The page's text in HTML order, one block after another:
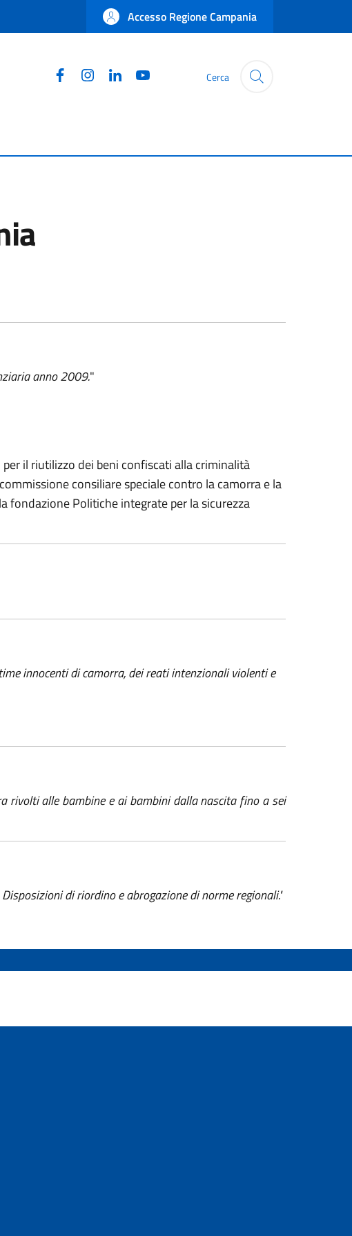
Accesso Regione Campania
FacebookInstagram
Linkedin Cerca
anno 2009."
il riutilizzo dei beni confiscati alla criminalità
consiliare speciale contro la camorra e la
fondazione Politiche integrate per la sicurezza
innocenti di camorra, dei reati intenzionali violenti e
rivolti alle bambine e ai bambini dalla nascita fino a sei
di riordino e abrogazione di norme regionali."